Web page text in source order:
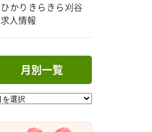
ひかりきらきら刈谷
求人情報
月別一覧